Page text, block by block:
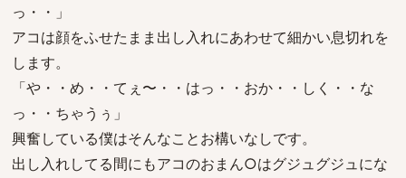
っ・・」
アコは顔をふせたまま出し入れにあわせて細かい息切れを
します。
「や・・め・・てぇ〜・・はっ・・おか・・しく・・な
っ・・ちゃうぅ」
興奮している僕はそんなことお構いなしです。
出し入れしてる間にもアコのおまん○はグジュグジュにな